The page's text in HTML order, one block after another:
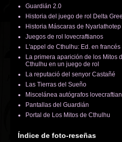
Guardián 2.0
Historia del juego de rol Delta
Historia Máscaras de Nyarlathotep
Juegos de rol lovecraftianos
L'appel de Cthulhu: Ed. en francés
La primera aparición de los Mitos
Cthulhu en un juego de rol
La reputació del senyor Castañé
Las Tierras del Sueño
Miscelánea autógrafos
Pantallas del Guardián
Portal de Los Mitos de Cthulhu
Índice de foto-reseñas